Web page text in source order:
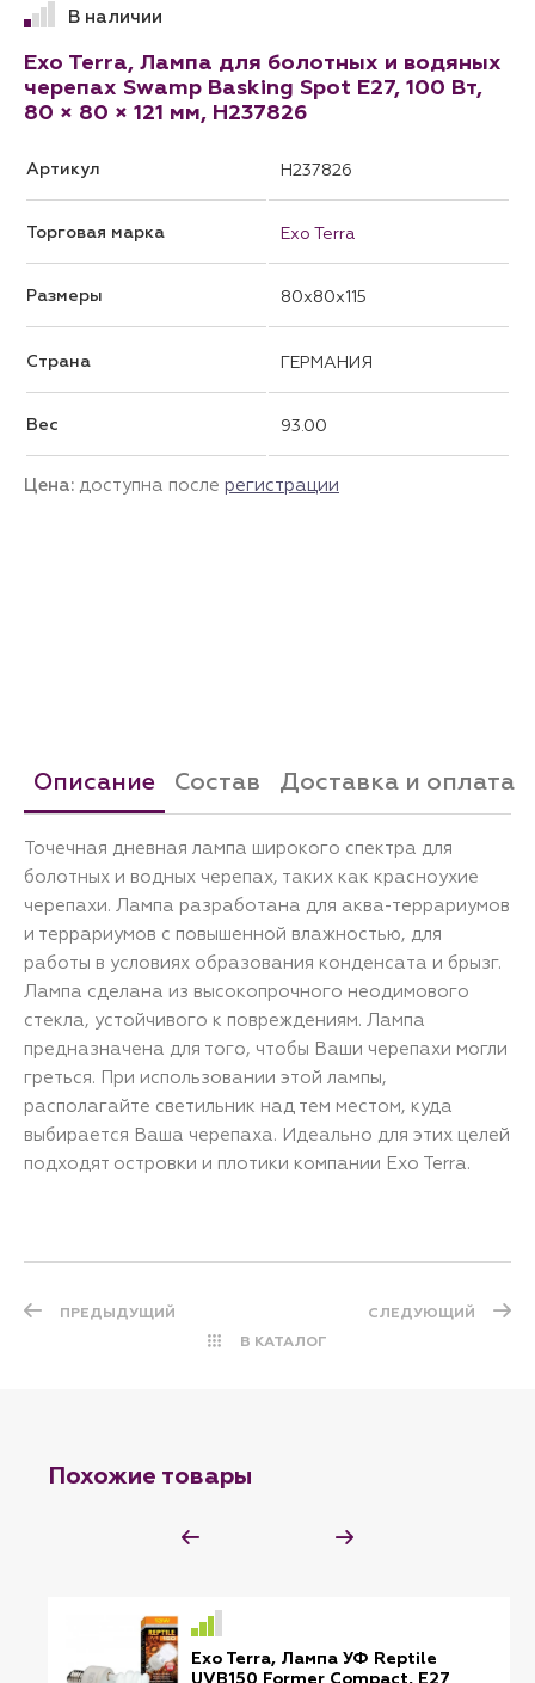
В наличии
Exo Terra, Лампа для болотных и водяных
черепах Swamp Basking Spot E27, 100 Вт,
80 × 80 × 121 мм, H237826
Артикул H237826
Торговая марка Exo Terra
Размеры 80x80x115
Страна ГЕРМАНИЯ
Вес 93.00
Цена: доступна после регистрации
Описание Состав Доставка и оплата
Точечная дневная лампа широкого спектра для
болотных и водных черепах, таких как красноухие
черепахи. Лампа разработана для аква-террариумов
и террариумов с повышенной влажностью, для
работы в условиях образования конденсата и брызг.
Лампа сделана из высокопрочного неодимового
стекла, устойчивого к повреждениям. Лампа
предназначена для того, чтобы Ваши черепахи могли
греться. При использовании этой лампы,
располагайте светильник над тем местом, куда
выбирается Ваша черепаха. Идеально для этих целей
подходят островки и плотики компании Exo Terra.
ПРЕДЫДУЩИЙ
В КАТАЛОГ
СЛЕДУЮЩИЙ
Похожие товары
Exo Terra, Лампа УФ Reptile
UVB150 Former Compact, E27